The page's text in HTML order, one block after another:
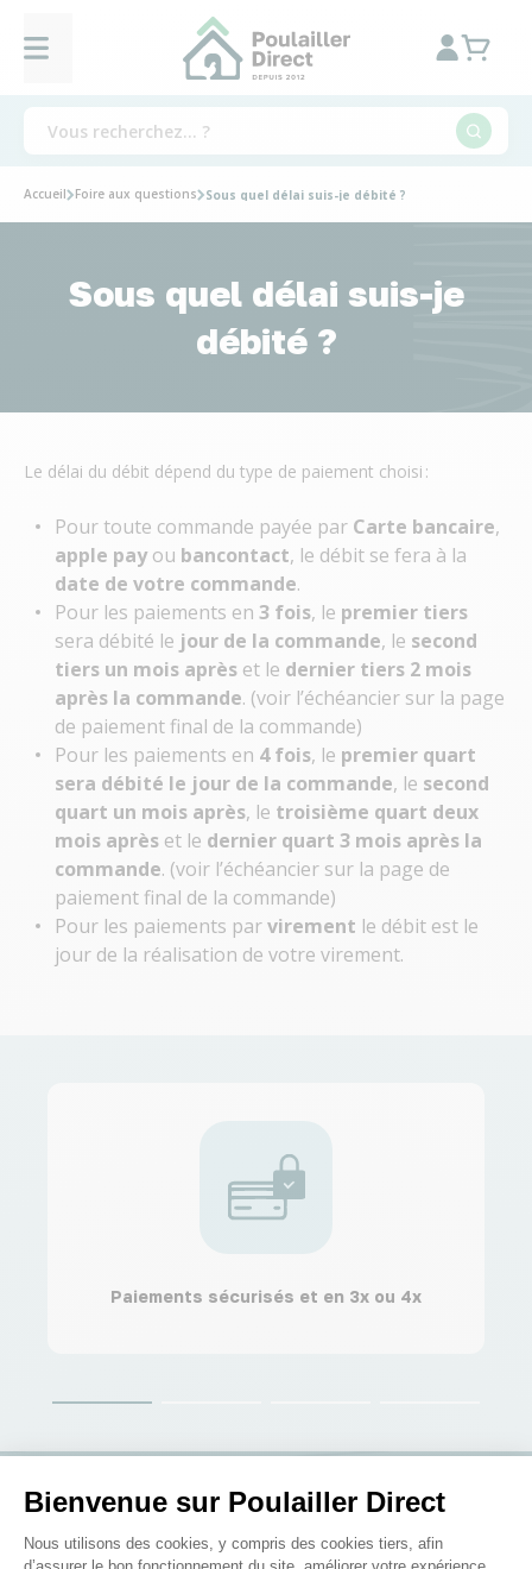
Bienvenue sur Poulailler Direct
Plateforme de Gestion du
Nous utilisons des cookies, y compris des cookies tiers, afin
Accueil Foire aux questions Sous quel délai suis-je débité ?
Sous quel délai suis-je
débité ?
Le délai du débit dépend du type de paiement choisi :
Pour toute commande payée par Carte bancaire,
apple payou bancontact, le débit se fera à la
date de votre commande.
Pour les paiements en 3 fois, le premier tiers
sera débité le jour de la commande, le second
tiers un mois après et le dernier tiers 2 mois
après la commande. (voir l’échéancier sur la page
de paiement final de la commande)
Pour les paiements en 4 fois, le premier quart
sera débité le jour de la commande, le second
quart un mois après, le troisième quart deux
mois après et le dernier quart 3 mois après la
commande. (voir l’échéancier sur la page de
paiement final de la commande)
Pour les paiements parvirement le débit est le
jour de la réalisation de votre virement.
Paiements sécurisés et en 3x ou 4x